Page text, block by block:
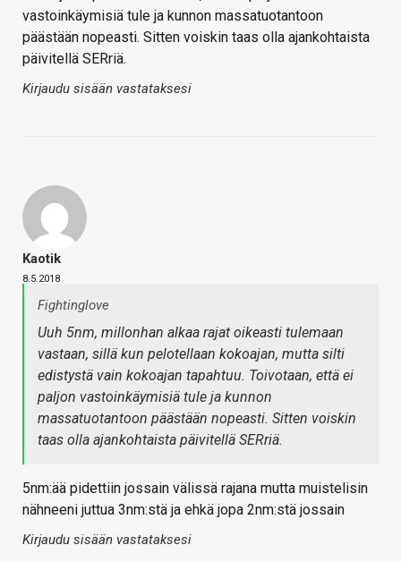
vastoinkäymisiä tule ja kunnon massatuotantoon
päästään nopeasti. Sitten voiskin taas olla ajankohtaista
päivitellä SERriä.
Kirjaudu sisään vastataksesi
Kaotik
8.5.2018
Fightinglove
Uuh 5nm, millonhan alkaa rajat oikeasti tulemaan
vastaan, sillä kun pelotellaan kokoajan, mutta silti
edistystä vain kokoajan tapahtuu. Toivotaan, että ei
paljon vastoinkäymisiä tule ja kunnon
massatuotantoon päästään nopeasti. Sitten voiskin
taas olla ajankohtaista päivitellä SERriä.
5nm:ää pidettiin jossain välissä rajana mutta muistelisin
nähneeni juttua 3nm:stä ja ehkä jopa 2nm:stä jossain
Kirjaudu sisään vastataksesi